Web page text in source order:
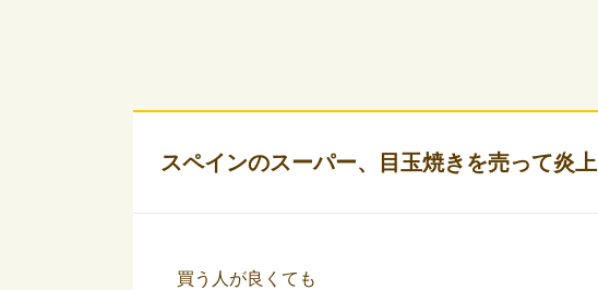
スペインのスーパー、目玉焼きを売って炎上
買う人が良くても